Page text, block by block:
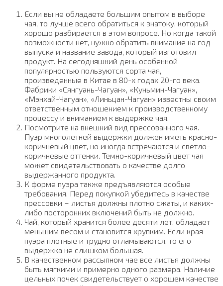
Если вы не обладаете большим опытом в выборе
чая, то лучше всего обратиться к знатоку, который
хорошо разбирается в этом вопросе. Но когда такой
возможности нет, нужно обратить внимание на год
выпуска и название завода, который изготовил
продукт. На сегодняшний день особенной
популярностью пользуются сорта чая,
произведенные в Китае в 80-х годах 20-го века.
Фабрики «Сянгуань-Чагуан», «Куньмин-Чагуан»,
«Мэнхай-Чагуан», «Линьцан-Чагуан» известны своим
ответственным отношением к производственному
процессу и вниманием к выдержке чая.
Посмотрите на внешний вид прессованного чая.
Пуэр многолетней выдержки должен иметь красно-
коричневый цвет, но иногда встречаются и светло-
коричневые оттенки. Темно-коричневый цвет чая
может свидетельствовать о качестве долго
выдержанного продукта.
К форме пуэра также предъявляются особые
требования. Перед покупкой убедитесь в качестве
прессовки – листья должны плотно сжаты, и каких-
либо посторонних включений быть не должно.
Чай, который хранится более десяти лет, обладает
меньшим весом и становится хрупким. Если края
пуэра плотные и трудно отламываются, то его
выдержка не слишком большая.
В качественном рассыпном чае все листья должны
быть мягкими и примерно одного размера. Наличие
цельных почек свидетельствует о хорошем качестве